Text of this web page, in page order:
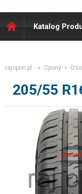
Katalog
rajopon.pl Opony
205/55